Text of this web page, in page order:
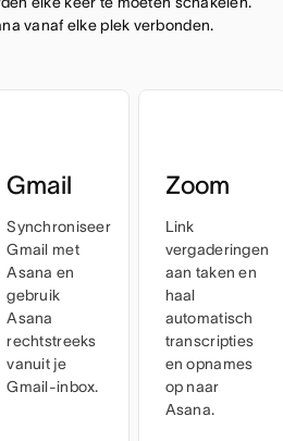
vanaf elke plek verbonden.
Gmail
Synchroniseer
Gmail met
Asana en
gebruik
Asana
rechtstreeks
vanuit je
Gmail-inbox.
Zoom
Link
vergaderingen
aan taken en
haal
automatisch
transcripties
en opnames
op naar
Asana.